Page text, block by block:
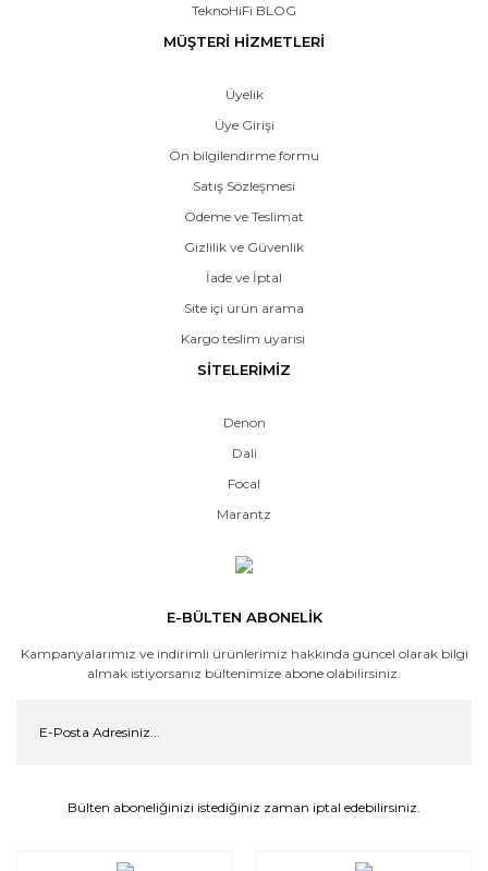
TeknoHiFi BLOG
MÜŞTERİ HİZMETLERİ
Üyelik
Üye Girişi
Ön bilgilendirme formu
Satış Sözleşmesi
Ödeme ve Teslimat
Gizlilik ve Güvenlik
İade ve İptal
Site içi ürün arama
Kargo teslim uyarısı
SİTELERİMİZ
Denon
Dali
Focal
Marantz
E-BÜLTEN ABONELİK
Kampanyalarımız ve indirimli ürünlerimiz hakkında güncel olarak bilgi
almak istiyorsanız bültenimize abone olabilirsiniz.
Bülten aboneliğinizi istediğiniz zaman iptal edebilirsiniz.